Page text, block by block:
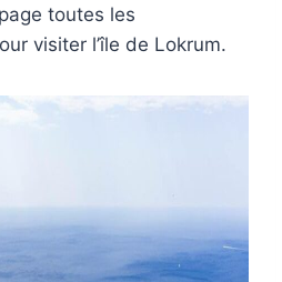
toutes les
visiter l’île de Lokrum.